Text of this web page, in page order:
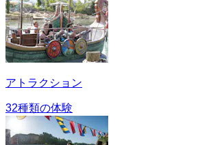
アトラクション
32種類の体験